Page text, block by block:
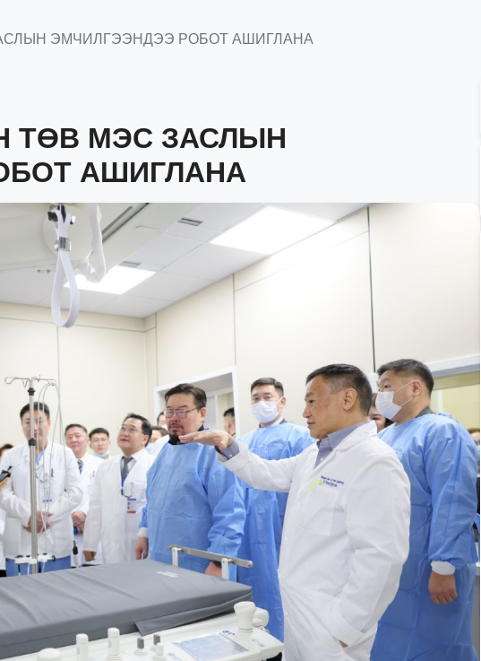
ЭМЧИЛГЭЭНДЭЭ РОБОТ АШИГЛАНА
ТӨВ МЭС ЗАСЛЫН
АШИГЛАНА